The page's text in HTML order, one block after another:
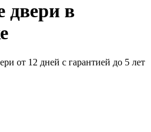
двери в
от 12 дней с гарантией до 5 лет